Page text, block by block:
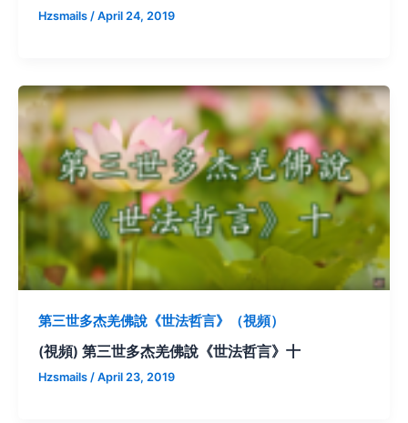
Hzsmails / April 24, 2019
第三世多杰羌佛說《世法哲言》（視頻）
(視頻) 第三世多杰羌佛說《世法哲言》十
Hzsmails / April 23, 2019